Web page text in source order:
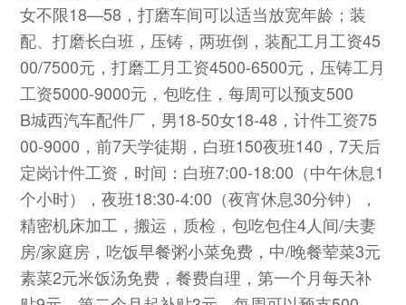
女不限18—58，打磨车间可以适当放宽年龄；装
配、打磨长白班，压铸，两班倒，装配工月工资45
00/7500元，打磨工月工资4500-6500元，压铸工月
工资5000-9000元，包吃住，每周可以预支500
B城西汽车配件厂，男18-50女18-48，计件工资75
00-9000，前7天学徒期，白班150夜班140，7天后
定岗计件工资，时间：白班7:00-18:00（中午休息1
个小时），夜班18:30-4:00（夜宵休息30分钟），
精密机床加工，搬运，质检，包吃包住4人间/夫妻
房/家庭房，吃饭早餐粥小菜免费，中/晚餐荤菜3元
素菜2元米饭汤免费，餐费自理，第一个月每天补